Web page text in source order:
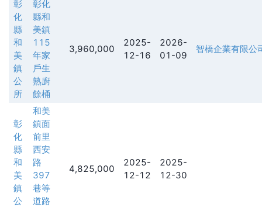
彰
化
縣
和
美
鎮
公
所
彰化
縣和
美鎮
115
年家
戶生
熟廚
餘桶
3,960,000
2025-
12-16
2026-
01-09
智橋企業有限公
彰
化
縣
和
美
鎮
公
和美
鎮面
前里
西安
路
397
巷等
道路
4,825,000
2025-
12-12
2025-
12-30